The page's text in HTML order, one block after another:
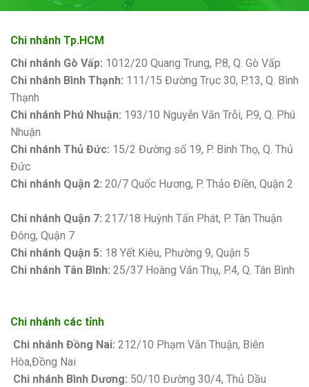
Chi nhánh Tp.HCM
Chi nhánh Gò Vấp: 1012/20 Quang Trung, P.8, Q. Gò Vấp
Chi nhánh Bình Thạnh: 111/15 Đường Trục 30, P.13, Q. Bình
Thạnh
Chi nhánh Phú Nhuận: 193/10 Nguyễn Văn Trỗi, P.9, Q. Phú
Nhuận
Chi nhánh Thủ Đức: 15/2 Đường số 19, P. Bình Thọ, Q. Thủ
Đức
Chi nhánh Quận 2: 20/7 Quốc Hương, P. Thảo Điền, Quận 2
Chi nhánh Quận 7: 217/18 Huỳnh Tấn Phát, P. Tân Thuận
Đông, Quận 7
Chi nhánh Quận 5: 18 Yết Kiêu, Phường 9, Quận 5
Chi nhánh Tân Bình: 25/37 Hoàng Văn Thụ, P.4, Q. Tân Bình
Chi nhánh các tỉnh
Chi nhánh Đồng Nai: 212/10 Phạm Văn Thuận, Biên
Hòa,Đồng Nai
Chi nhánh Bình Dương: 50/10 Đường 30/4, Thủ Dầu